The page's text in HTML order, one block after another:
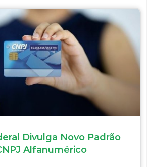
Divulga Novo Padrão
Alfanumérico